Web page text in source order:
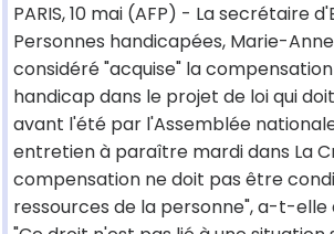
PARIS, 10 mai (AFP) - La secrétaire
Personnes handicapées, Marie-
considéré "acquise" la
handicap dans le projet de loi qui
avant l'été par l'Assemblée
entretien à paraître mardi dans La
compensation ne doit pas être
ressources de la personne", a-t-elle